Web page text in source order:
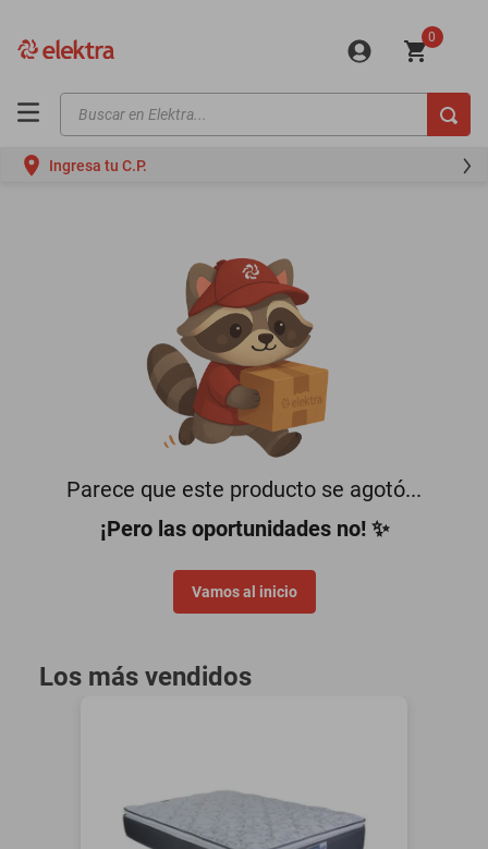
0
Buscar en Elektra...
Ingresa tu C.P.
Parece que este producto se agotó...
¡Pero las oportunidades no! ✨
Vamos al inicio
Los más vendidos
motos
oppo
minisplit